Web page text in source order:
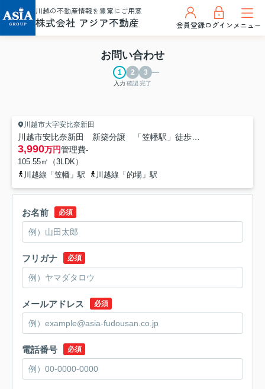
川越の不動産情報を豊富にご用意
株式会社 アジア不動産 会員登録ログインメニュー
お問い合わせ
入力 確認完了
川越市大字安比奈新田
3,990万円管理費-
105.55㎡（3LDK）
川越線「笠幡」駅
川越線「的場」駅
お名前 必須
フリガナ 必須
メールアドレス 必須
電話番号 必須